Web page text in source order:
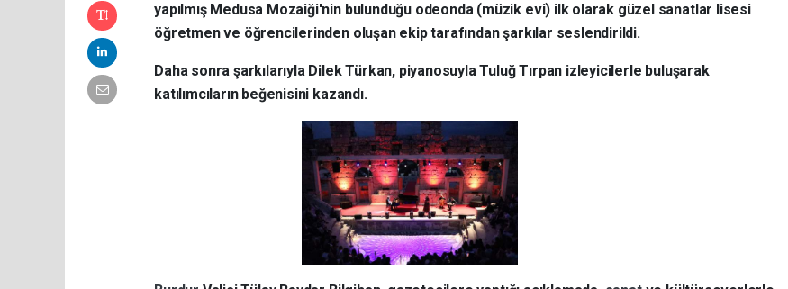
yapılmış Medusa Mozaiği'nin bulunduğu odeonda (müzik evi) ilk olarak güzel sanatlar lisesi
öğretmen ve öğrencilerinden oluşan ekip tarafından şarkılar seslendirildi.
Daha sonra şarkılarıyla Dilek Türkan, piyanosuyla Tuluğ Tırpan izleyicilerle buluşarak
katılımcıların beğenisini kazandı.